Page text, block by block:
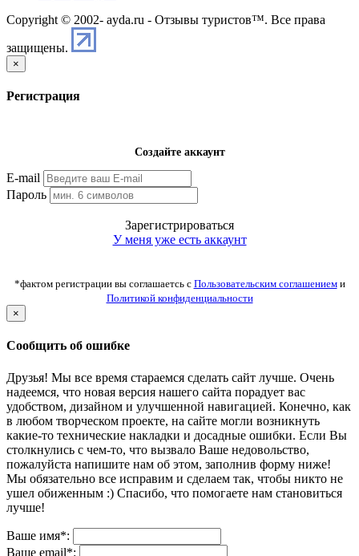
Copyright © 2002- ayda.ru - Отзывы туристов™. Все права
защищены.
×
Регистрация
Создайте аккаунт
E-mail
Пароль
Зарегистрироваться
У меня уже есть аккаунт
*фактом регистрации вы соглашаетсь с Пользовательским соглашениеми
Политикой конфиденциальности
×
Сообщить об ошибке
Друзья! Мы все время стараемся сделать сайт лучше. Очень
надеемся, что новая версия нашего сайта порадует вас
удобством, дизайном и улучшенной навигацией. Конечно, как
в любом творческом проекте, на сайте могли возникнуть
какие-то технические накладки и досадные ошибки. Если Вы
столкнулись с чем-то, что вызвало Ваше недовольство,
пожалуйста напишите нам об этом, заполнив форму ниже!
Мы обязательно все исправим и сделаем так, чтобы никто не
ушел обиженным :) Спасибо, что помогаете нам становиться
лучше!
Ваше имя*:
Ваше email*: